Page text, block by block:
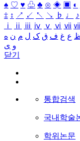
♠ ♡ ♥ ♧ ♣ ⊙ ◈ ▣ ◐
‡ ↕ ↗ ↙ ↖ ↘ ♭ ♩ ♪
ⅰ
ⅱ ⅲ ⅳ ⅴ ⅵ ⅶ
ع غ ف ق ک ل م ن ه
و ی
닫기
통합검색
국내학술
학위논문